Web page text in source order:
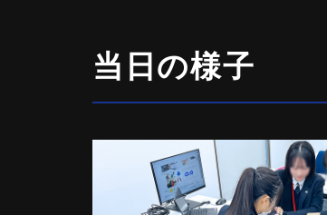
当日の様子